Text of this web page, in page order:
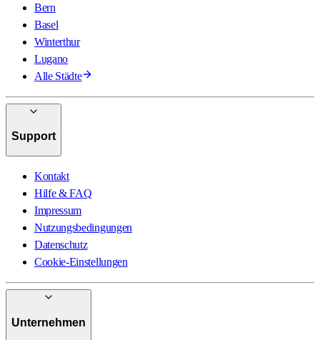
Bern
Basel
Winterthur
Lugano
Alle Städte
Support
Kontakt
Hilfe & FAQ
Impressum
Nutzungsbedingungen
Datenschutz
Cookie-Einstellungen
Unternehmen